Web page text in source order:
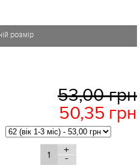
53,00 грн
50,35 грн
+
-